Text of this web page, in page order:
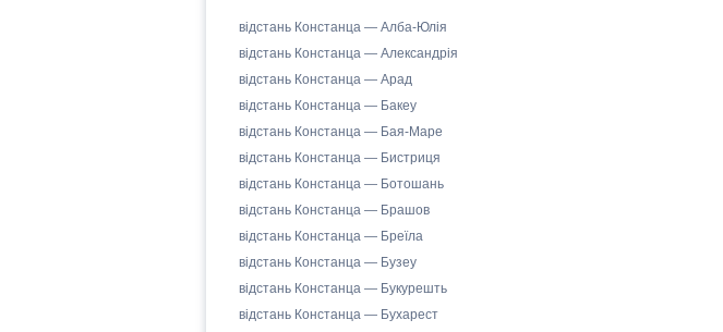
відстань Констанца — Алба-Юлія
відстань Констанца — Александрія
відстань Констанца — Арад
відстань Констанца — Бакеу
відстань Констанца — Бая-Маре
відстань Констанца — Бистриця
відстань Констанца — Ботошань
відстань Констанца — Брашов
відстань Констанца — Бреїла
відстань Констанца — Бузеу
відстань Констанца — Букурешть
відстань Констанца — Бухарест